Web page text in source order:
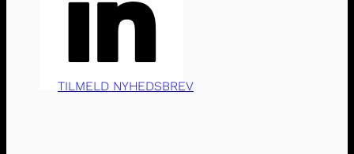
TILMELD NYHEDSBREV